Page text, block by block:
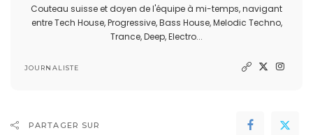
Couteau suisse et doyen de l'équipe à mi-temps, navigant
entre Tech House, Progressive, Bass House, Melodic Techno,
Trance, Deep, Electro...
JOURNALISTE
PARTAGER SUR